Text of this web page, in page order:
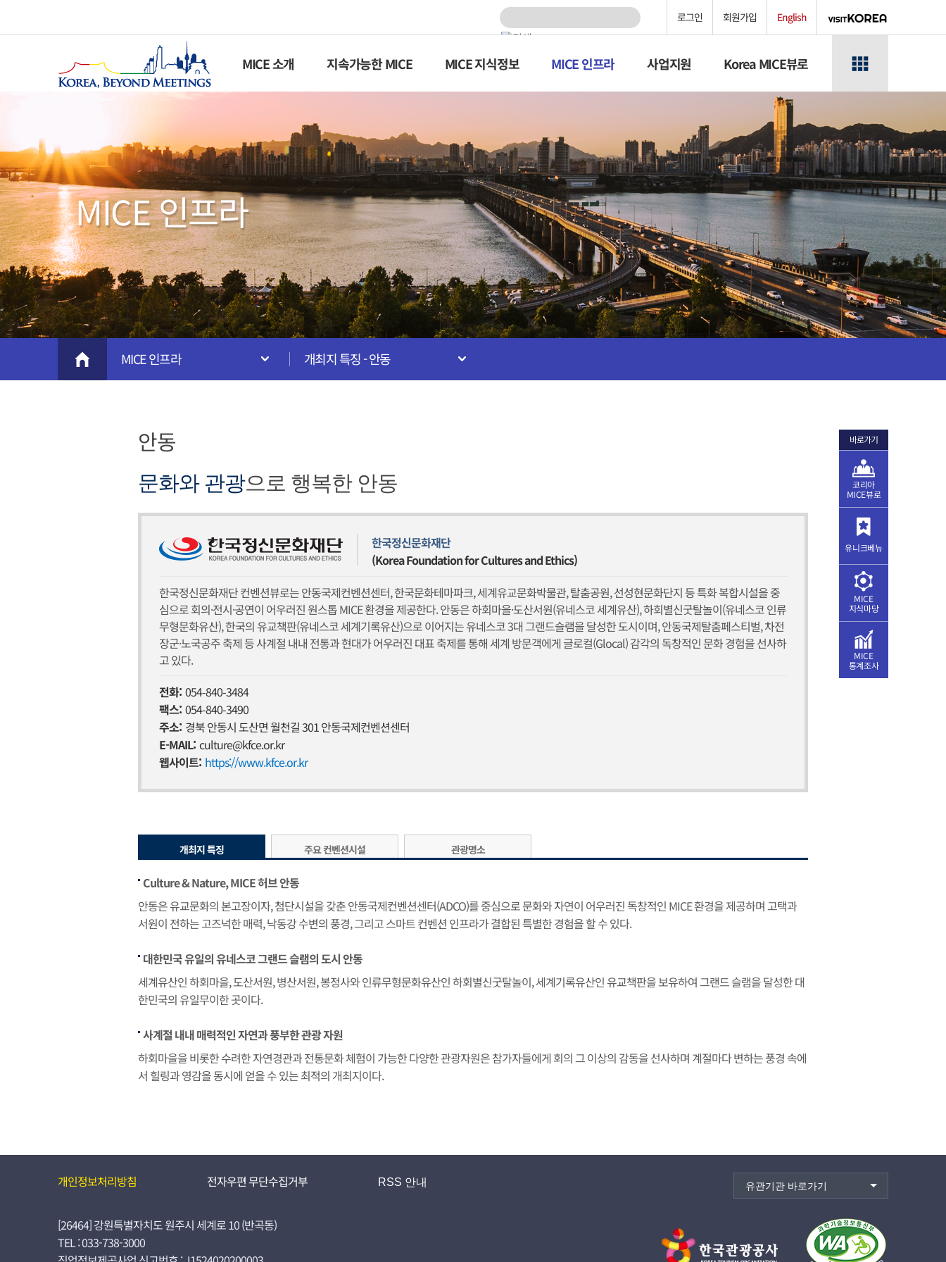
로그인 회원가입 English
MICE 소개 지속가능한 MICE MICE 지식정보 MICE 인프라 사업지원 Korea MICE뷰로
MICE 인프라
MICE 인프라 개최지 특징 - 안동
안동
문화와 관광으로 행복한 안동
한국정신문화재단
(Korea Foundation for Cultures and Ethics)
한국정신문화재단 컨벤션뷰로는 안동국제컨벤션센터, 한국문화테마파크, 세계유교문화박물관, 탈춤공원, 선성현문화단지 등 특화 복합시설을 중
심으로 회의·전시·공연이 어우러진 원스톱 MICE 환경을 제공한다. 안동은 하회마을·도산서원(유네스코 세계유산), 하회별신굿탈놀이(유네스코 인류
무형문화유산), 한국의 유교책판(유네스코 세계기록유산)으로 이어지는 유네스코 3대 그랜드슬램을 달성한 도시이며, 안동국제탈춤페스티벌, 차전
장군·노국공주 축제 등 사계절 내내 전통과 현대가 어우러진 대표 축제를 통해 세계 방문객에게 글로컬(Glocal) 감각의 독창적인 문화 경험을 선사하
고 있다.
전화: 054-840-3484
팩스: 054-840-3490
주소: 경북 안동시 도산면 월천길 301 안동국제컨벤션센터
E-MAIL: culture@kfce.or.kr
웹사이트: https://www.kfce.or.kr
개최지 특징 주요 컨벤션시설 관광명소
Culture & Nature, MICE 허브 안동
안동은 유교문화의 본고장이자, 첨단시설을 갖춘 안동국제컨벤션센터(ADCO)를 중심으로 문화와 자연이 어우러진 독창적인 MICE 환경을 제공하며 고택과
서원이 전하는 고즈넉한 매력, 낙동강 수변의 풍경, 그리고 스마트 컨벤션 인프라가 결합된 특별한 경험을 할 수 있다.
대한민국 유일의 유네스코 그랜드 슬램의 도시 안동
세계유산인 하회마을, 도산서원, 병산서원, 봉정사와 인류무형문화유산인 하회별신굿탈놀이, 세계기록유산인 유교책판을 보유하여 그랜드 슬램을 달성한 대
한민국의 유일무이한 곳이다.
사계절 내내 매력적인 자연과 풍부한 관광 자원
하회마을을 비롯한 수려한 자연경관과 전통문화 체험이 가능한 다양한 관광자원은 참가자들에게 회의 그 이상의 감동을 선사하며 계절마다 변하는 풍경 속에
서 힐링과 영감을 동시에 얻을 수 있는 최적의 개최지이다.
바로가기
코리아
MICE뷰로
유니크베뉴
MICE
지식마당
MICE
통계조사
개인정보처리방침 전자우편 무단수집거부 RSS 안내 유관기관 바로가기
[26464] 강원특별자치도 원주시 세계로 10 (반곡동)
TEL : 033-738-3000